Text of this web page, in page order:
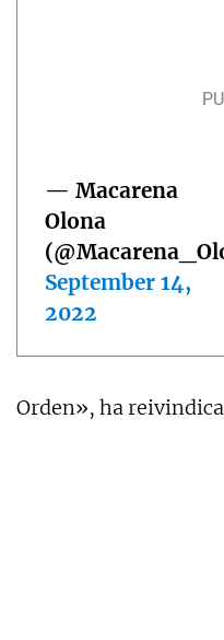
— Macarena
Olona
September 14,
2022
Orden», ha